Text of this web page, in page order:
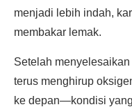
menjadi lebih indah,
membakar lemak.
Setelah
terus menghirup
ke depan—kondisi